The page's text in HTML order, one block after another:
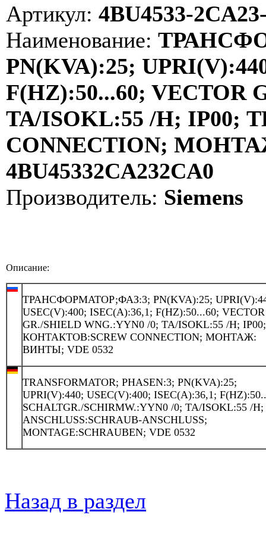
Артикул: 4BU4533-
Наименование:
PN(KVA):25;
F(HZ):50...60; VECTOR
TA/ISOKL:55 /H;
CONNECTION;
4BU45332CA232CA0
Производитель: Siemens
Описание:
ТРАНСФОРМАТОР;ФАЗ:3; PN(KVA):25;
USEC(V):400; ISEC(A):36,1; F(HZ):50...60; VECTOR
GR./SHIELD WNG.:YYN0 /0; TA/ISOKL:55 /H;
КОНТАКТОВ:SCREW CONNECTION; МОНТАЖ:
ВИНТЫ; VDE 0532
TRANSFORMATOR; PHASEN:3; PN(KVA):25;
UPRI(V):440; USEC(V):400; ISEC(A):36,1;
SCHALTGR./SCHIRMW.:YYN0 /0; TA/ISOKL:55 /H;
ANSCHLUSS:SCHRAUB-ANSCHLUSS;
MONTAGE:SCHRAUBEN; VDE 0532
Назад в раздел